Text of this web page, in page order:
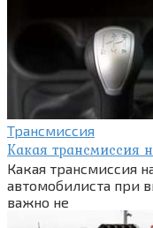
Трансмиссия
Какая трансмиссия
Какая трансмиссия
автомобилиста при
важно не